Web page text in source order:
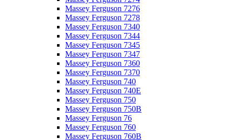
Massey Ferguson 7276
Massey Ferguson 7278
Massey Ferguson 7340
Massey Ferguson 7344
Massey Ferguson 7345
Massey Ferguson 7347
Massey Ferguson 7360
Massey Ferguson 7370
Massey Ferguson 740
Massey Ferguson 740E
Massey Ferguson 750
Massey Ferguson 750B
Massey Ferguson 76
Massey Ferguson 760
Massey Ferguson 760B